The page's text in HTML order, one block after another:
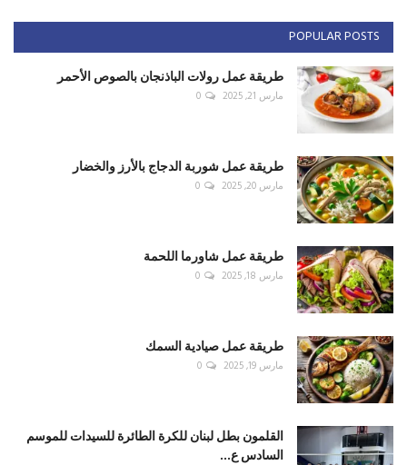
POPULAR POSTS
طريقة عمل رولات الباذنجان بالصوص الأحمر
مارس 21, 2025 0
طريقة عمل شوربة الدجاج بالأرز والخضار
مارس 20, 2025 0
طريقة عمل شاورما اللحمة
مارس 18, 2025 0
طريقة عمل صيادية السمك
مارس 19, 2025 0
القلمون بطل لبنان للكرة الطائرة للسيدات للموسم
السادس ع...